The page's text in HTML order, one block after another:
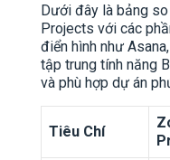
Dưới đây là bảng
Projects với các
điển hình như
tập trung tính năng
và phù hợp dự án
Tiêu Chí